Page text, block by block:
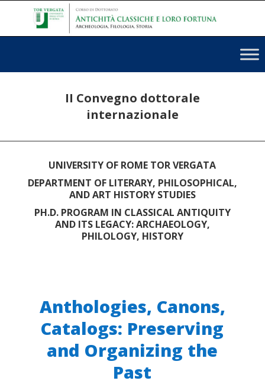
II Convegno dottorale
internazionale
UNIVERSITY OF ROME TOR VERGATA
DEPARTMENT OF LITERARY, PHILOSOPHICAL,
AND ART HISTORY STUDIES
PH.D. PROGRAM IN CLASSICAL ANTIQUITY
AND ITS LEGACY: ARCHAEOLOGY,
PHILOLOGY, HISTORY
Anthologies, Canons,
Catalogs: Preserving
and Organizing the
Past